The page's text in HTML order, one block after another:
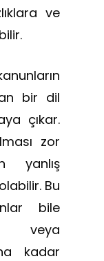
ve
bir dil
çıkar.
zor
yanlış
Bu
bile
veya
kadar